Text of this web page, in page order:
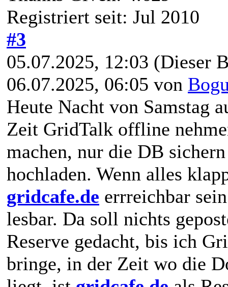
Registriert seit: Jul 2010
#3
05.07.2025, 12:03 (Dieser
06.07.2025, 06:05 von
Heute Nacht von Samstag
Zeit GridTalk offline
machen, nur die DB
hochladen. Wenn alles
gridcafe.de errreichbar
lesbar. Da soll nichts
Reserve gedacht, bis ich
bringe, in der Zeit wo die